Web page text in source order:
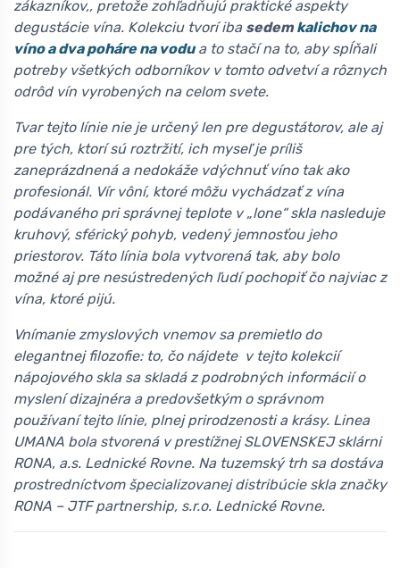
zákazníkov,, pretože zohľadňujú praktické aspekty
degustácie vína. Kolekciu tvorí iba sedemkalichov na
víno a dva poháre na vodua to stačí na to, aby spĺňali
potreby všetkých odborníkov v tomto odvetví a rôznych
odrôd vín vyrobených na celom svete.
Tvar tejto línie nie je určený len pre degustátorov, ale aj
pre tých, ktorí sú roztržití, ich myseľ je príliš
zaneprázdnená a nedokáže vdýchnuť víno tak ako
profesionál. Vír vôní, ktoré môžu vychádzať z vína
podávaného pri správnej teplote v „lone“ skla nasleduje
kruhový, sférický pohyb, vedený jemnosťou jeho
priestorov. Táto línia bola vytvorená tak, aby bolo
možné aj pre nesústredených ľudí pochopiť čo najviac z
vína, ktoré pijú.
Vnímanie zmyslových vnemov sa premietlo do
elegantnej filozofie: to, čo nájdete v tejto kolekcií
nápojového skla sa skladá z podrobných informácií o
myslení dizajnéra a predovšetkým o správnom
používaní tejto línie, plnej prirodzenosti a krásy. Linea
UMANA bola stvorená v prestížnej SLOVENSKEJ sklárni
RONA, a.s. Lednické Rovne. Na tuzemský trh sa dostáva
prostredníctvom špecializovanej distribúcie skla značky
RONA – JTF partnership, s.r.o. Lednické Rovne.